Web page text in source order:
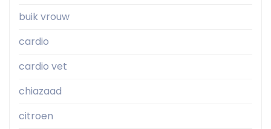
buik vrouw
cardio
cardio vet
chiazaad
citroen